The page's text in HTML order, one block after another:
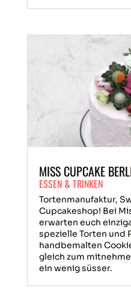
MISS CUPCAKE
ESSEN & TRINKEN
Tortenmanufaktur,
Cupcakeshop! Bei
erwarten euch
spezielle Torten und
handbemalten
gleich zum
ein wenig süsser.